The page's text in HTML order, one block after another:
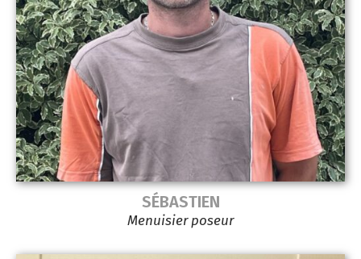
SÉBASTIEN
Menuisier poseur